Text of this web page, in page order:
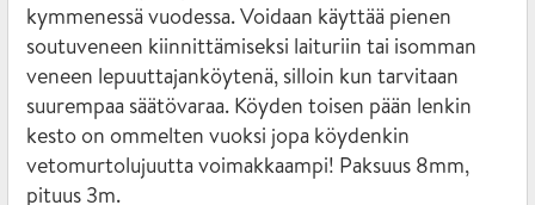
kymmenessä vuodessa. Voidaan käyttää pienen
soutuveneen kiinnittämiseksi laituriin tai isomman
veneen lepuuttajanköytenä, silloin kun tarvitaan
suurempaa säätövaraa. Köyden toisen pään lenkin
kesto on ommelten vuoksi jopa köydenkin
vetomurtolujuutta voimakkaampi! Paksuus 8mm,
pituus 3m.